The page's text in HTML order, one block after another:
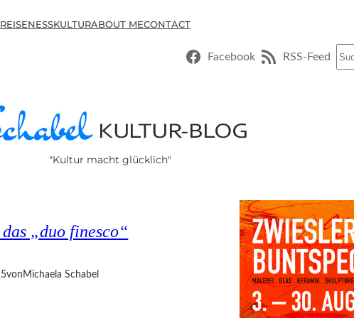
REISENESSKULTURABOUT MECONTACT
Facebook RSS-Feed
"Kultur macht glücklich"
„duo finesco“
von Michaela Schabel